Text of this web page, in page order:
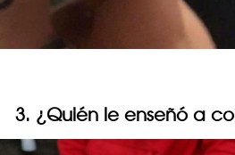
3. ¿Quién le enseñó a